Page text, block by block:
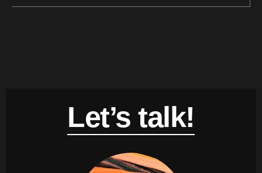
Let’s talk!